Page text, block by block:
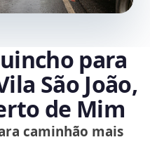
para
São João,
de Mim
caminhão mais